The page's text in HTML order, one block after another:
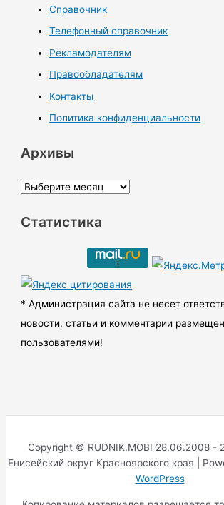
Справочник
Телефонный справочник
Рекламодателям
Правообладателям
Контакты
Политика конфиденциальности
Архивы
А
х
ы
Статистика
* Администрация сайта не несет
новости, статьи и комментарии
пользователями!
Copyright © RUDNIK.MOBI 28.06.2008 -
Енисейский округ Красноярского края |
WordPress